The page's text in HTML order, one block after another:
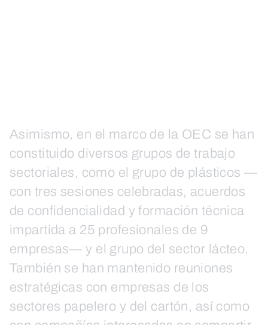
Asimismo, en el marco de la OEC se han
constituido diversos grupos de trabajo
sectoriales, como el grupo de plásticos —
con tres sesiones celebradas, acuerdos
de confidencialidad y formación técnica
impartida a 25 profesionales de 9
empresas— y el grupo del sector lácteo.
También se han mantenido reuniones
estratégicas con empresas de los
sectores papelero y del cartón, así como